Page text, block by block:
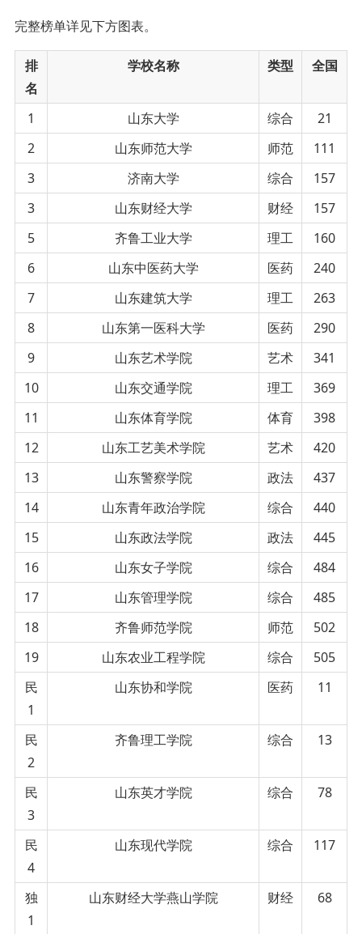
完整榜单详见下方图表。
排
名
学校名称 类型 全国
1 山东大学 综合
21
2
山东师范大学 师范
111
3
济南大学 综合
157
3
山东财经大学 财经
157
5
齐鲁工业大学 理工
160
6
山东中医药大学 医药
240
7
山东建筑大学 理工
263
8
山东第一医科大学 医药
290
9
山东艺术学院 艺术
341
10
山东交通学院 理工
369
11
山东体育学院 体育
398
12
山东工艺美术学院 艺术
420
13
山东警察学院 政法
437
14
山东青年政治学院 综合
440
15
山东政法学院 政法
445
16
山东女子学院 综合
484
17
山东管理学院 综合
485
18
齐鲁师范学院 师范
502
19
山东农业工程学院 综合
505
民
1
山东协和学院 医药 11
民
2
齐鲁理工学院 综合 13
民
3
山东英才学院 综合 78
民
4
山东现代学院 综合 117
独
1
山东财经大学燕山学院 财经 68